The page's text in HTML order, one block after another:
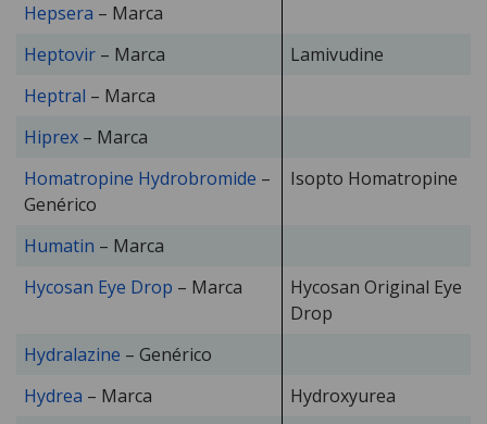
Hepsera – Marca
Heptovir – Marca
Lamivudine
Heptral – Marca
Hiprex – Marca
Homatropine Hydrobromide –
Genérico
Isopto Homatropine
Humatin – Marca
Hycosan Eye Drop – Marca
Hycosan Original Eye
Drop
Hydralazine – Genérico
Hydrea – Marca
Hydroxyurea